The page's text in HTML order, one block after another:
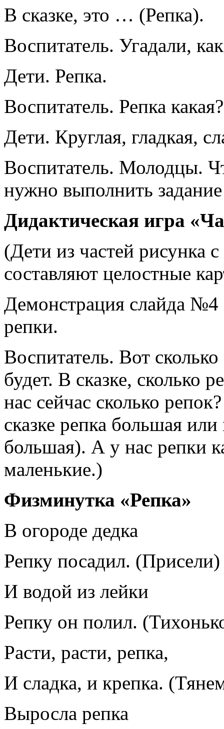
В сказке, это … (Репка).
Воспитатель. Угадали,
Дети. Репка.
Воспитатель. Репка какая?
Дети. Круглая, гладкая,
Воспитатель. Молодцы.
нужно выполнить
Дидактическая игра
(Дети из частей рисунка
составляют целостные
Демонстрация слайда
репки.
Воспитатель. Вот
будет. В сказке, сколько
нас сейчас сколько
сказке репка большая
большая). А у нас репки
маленькие.)
Физминутка «Репка»
В огороде дедка
Репку посадил. (Присели)
И водой из лейки
Репку он полил.
Расти, расти, репка,
И сладка, и крепка.
Выросла репка